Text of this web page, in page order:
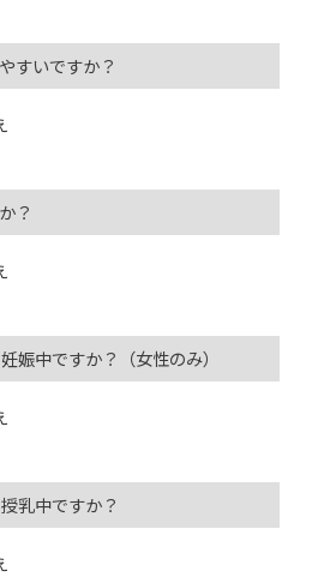
すいですか？
？
娠中ですか？（女性のみ）
乳中ですか？